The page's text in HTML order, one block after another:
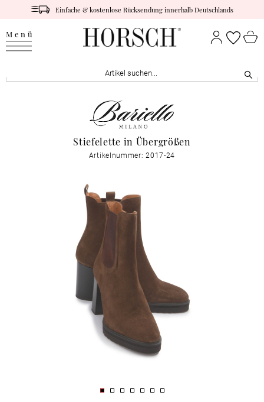
Einfache & kostenlose Rücksendung innerhalb Deutschlands
Menü
Stiefelette in Übergrößen
Artikelnummer: 2017-24